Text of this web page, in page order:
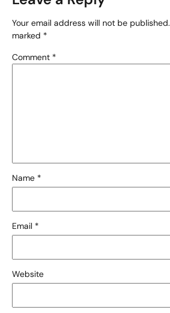
Your email address will not be published.
marked *
Comment *
Name *
Email *
Website